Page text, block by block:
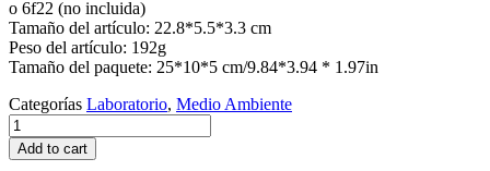
o 6f22 (no incluida)
Tamaño del artículo: 22.8*5.5*3.3 cm
Peso del artículo: 192g
Tamaño del paquete: 25*10*5 cm/9.84*3.94 * 1.97in
Categorías Laboratorio, Medio Ambiente
HIGRÓMETRO
DIGITAL
HT-
Add to cart